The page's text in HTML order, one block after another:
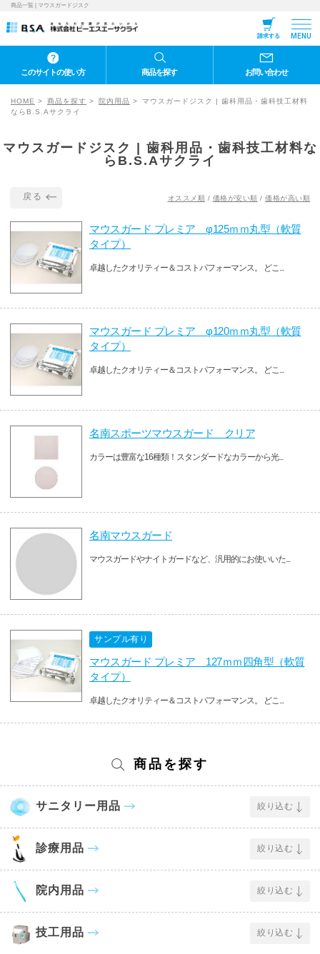
商品一覧 | マウスガードジスク
請求する MENU
このサイトの使い方 商品を探す お問い合わせ
HOME 商品を探す 院内用品
マウスガードジスク | 歯科用品・歯科技工材料
ならB.S.Aサクライ
マウスガードジスク | 歯科用品・歯科技工材料な
らB.S.Aサクライ
戻る オススメ順 / 価格が安い順 / 価格が高い順
マウスガード プレミア φ125ｍｍ丸型（軟質
タイプ）
卓越したクオリティー＆コストパフォーマンス。 どこ...
マウスガード プレミア φ120ｍｍ丸型（軟質
タイプ）
卓越したクオリティー＆コストパフォーマンス。 どこ...
名南スポーツマウスガード クリア
カラーは豊富な16種類！スタンダードなカラーから光...
名南マウスガード
マウスガードやナイトガードなど、汎用的にお使いいた...
サンプル有り
マウスガード プレミア 127ｍｍ四角型（軟質
タイプ）
卓越したクオリティー＆コストパフォーマンス。 どこ...
商品を探す
サニタリー用品 絞り込む
診療用品 絞り込む
院内用品 絞り込む
技工用品 絞り込む